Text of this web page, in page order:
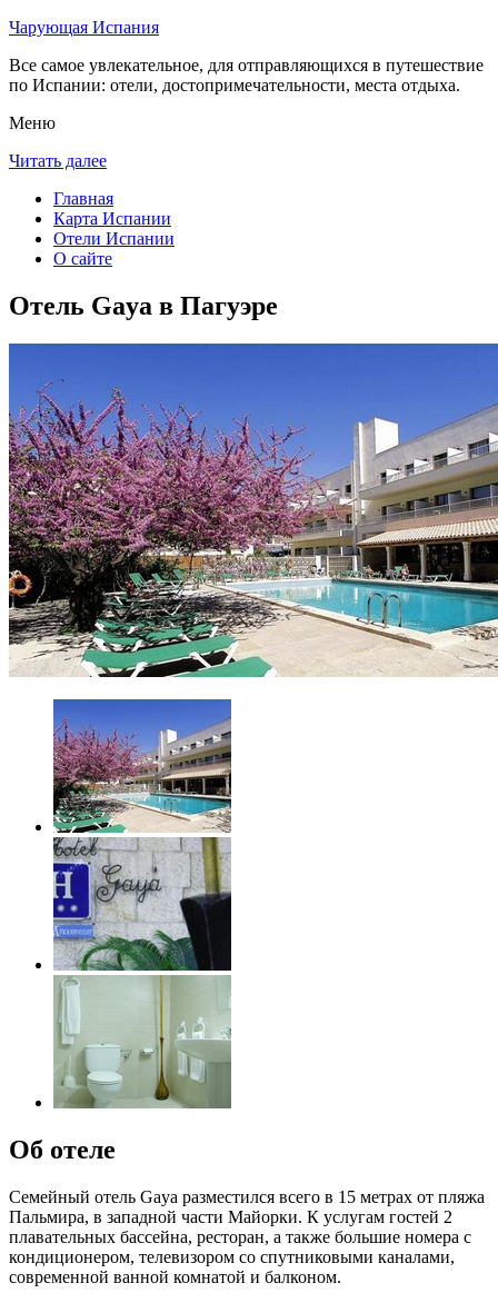
Чарующая Испания
Все самое увлекательное, для отправляющихся в путешествие
по Испании: отели, достопримечательности, места отдыха.
Меню
Читать далее
Главная
Карта Испании
Отели Испании
О сайте
Отель Gaya в Пагуэре
Об отеле
Семейный отель Gaya разместился всего в 15 метрах от пляжа
Пальмира, в западной части Майорки. К услугам гостей 2
плавательных бассейна, ресторан, а также большие номера с
кондиционером, телевизором со спутниковыми каналами,
современной ванной комнатой и балконом.